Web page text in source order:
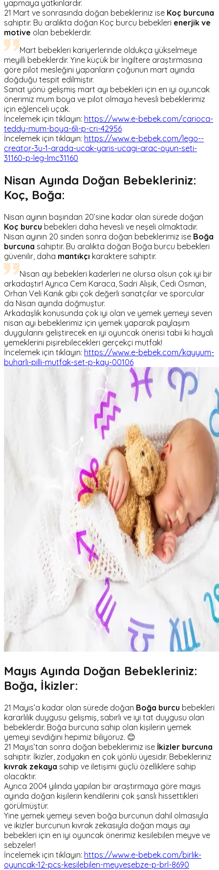
yapmaya yatkınlardır.
21 Mart ve sonrasında doğan bebekleriniz ise Koç burcuna
sahiptir. Bu aralıkta doğan Koç burcu bebekleri enerjik ve
motive olan bebeklerdir.
Mart bebekleri kariyerlerinde oldukça yükselmeye
meyilli bebeklerdir. Yine küçük bir İngiltere araştırmasına
göre pilot mesleğini yapanların çoğunun mart ayında
doğduğu tespit edilmiştir.
Sanat yönü gelişmiş mart ayı bebekleri için en iyi oyuncak
önerimiz mum boya ve pilot olmaya hevesli bebeklerimiz
için eğlenceli uçak.
İncelemek için tıklayın: https://www.e-bebek.com/carioca-
teddy-mum-boya-6li-p-cri-42956
İncelemek için tıklayın: https://www.e-bebek.com/lego--
creator-3u-1-arada-ucak-yaris-ucagi-arac-oyun-seti-
31160-p-leg-lmc31160
Nisan Ayında Doğan Bebekleriniz:
Koç, Boğa:
Nisan ayının başından 20’sine kadar olan sürede doğan
Koç burcu bebekleri daha hevesli ve neşeli olmaktadır.
Nisan ayının 20 sinden sonra doğan bebeklerimiz ise Boğa
burcuna sahiptir. Bu aralıkta doğan Boğa burcu bebekleri
güvenilir, daha mantıkçı karaktere sahiptir.
Nisan ayı bebekleri kaderleri ne olursa olsun çok iyi bir
arkadaştır! Ayrıca Cem Karaca, Sadri Alışık, Cedi Osman,
Orhan Veli Kanık gibi çok değerli sanatçılar ve sporcular
da Nisan ayında doğmuştur.
Arkadaşlık konusunda çok iyi olan ve yemek yemeyi seven
nisan ayı bebeklerimiz için yemek yaparak paylaşım
duygularını geliştirecek en iyi oyuncak önerisi tabii ki hayali
yemeklerini pişirebilecekleri gerçekçi mutfak!
İncelemek için tıklayın: https://www.e-bebek.com/kayyum-
buharli-pilli-mutfak-set-p-kay-00106
Mayıs Ayında Doğan Bebekleriniz:
Boğa, İkizler:
21 Mayıs’a kadar olan sürede doğan Boğa burcu bebekleri
kararlılık duygusu gelişmiş, sabırlı ve iyi tat duygusu olan
bebeklerdir. Boğa burcuna sahip olan kişilerin yemek
yemeyi sevdiğini hepimiz biliyoruz. 😊
21 Mayıs’tan sonra doğan bebeklerimiz ise İkizler burcuna
sahiptir. İkizler, zodyakın en çok yönlü üyesidir. Bebekleriniz
kıvrak zekaya sahip ve iletişimi güçlü özelliklere sahip
olacaktır.
Ayrıca 2004 yılında yapılan bir araştırmaya göre mayıs
ayında doğan kişilerin kendilerini çok şanslı hissettikleri
görülmüştür.
Yine yemek yemeyi seven boğa burcunun dahil olmasıyla
ve ikizler burcunun kıvrak zekasıyla doğan mayıs ayı
bebekleri için en iyi oyuncak önerimiz kesilebilen meyve ve
sebzeler!
İncelemek için tıklayın: https://www.e-bebek.com/birlik-
oyuncak-12-pcs-kesilebilen-meyvesebze-p-brl-8690